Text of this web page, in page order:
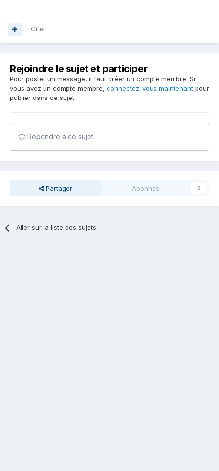
Citer
Rejoindre le sujet et participer
Pour poster un message, il faut créer un compte membre. Si
vous avez un compte membre, connectez-vous maintenant pour
publier dans ce sujet.
Répondre à ce sujet…
Partager Abonnés 0
Aller sur la liste des sujets